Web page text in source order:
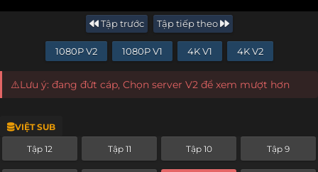
Tập trước Tập tiếp theo
1080P V2 1080P V1 4K V1 4K V2
⚠️Lưu ý: đang đứt cáp, Chọn server V2 để xem mượt hơn
VIỆT SUB
Tập 12 Tập 11 Tập 10 Tập 9